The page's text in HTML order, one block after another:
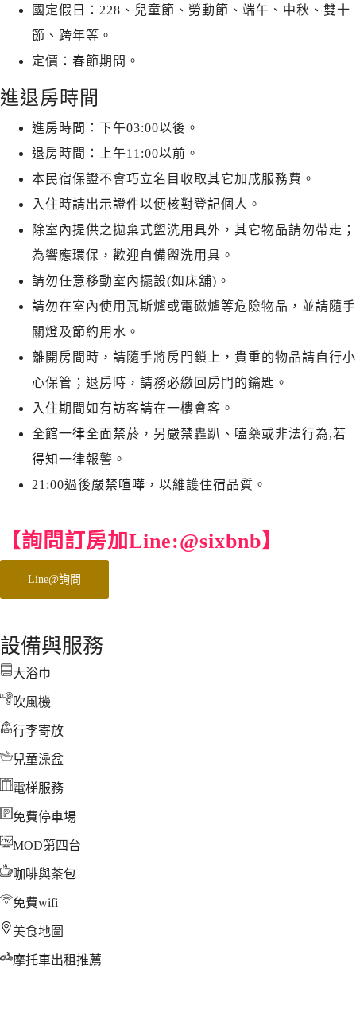
國定假日：228、兒童節、勞動節、端午、中秋、雙十
節、跨年等。
定價：春節期間。
進退房時間
進房時間：下午03:00以後。
退房時間：上午11:00以前。
本民宿保證不會巧立名目收取其它加成服務費。
入住時請出示證件以便核對登記個人。
除室內提供之拋棄式盥洗用具外，其它物品請勿帶走；
為響應環保，歡迎自備盥洗用具。
請勿任意移動室內擺設(如床舖)。
請勿在室內使用瓦斯爐或電磁爐等危險物品，並請隨手
關燈及節約用水。
離開房間時，請隨手將房門鎖上，貴重的物品請自行小
心保管；退房時，請務必繳回房門的鑰匙。
入住期間如有訪客請在一樓會客。
全館一律全面禁菸，另嚴禁轟趴、嗑藥或非法行為,若
得知一律報警。
21:00過後嚴禁喧嘩，以維護住宿品質。
【詢問訂房加Line:@sixbnb】
Line@詢問
設備與服務
大浴巾
吹風機
行李寄放
兒童澡盆
電梯服務
免費停車場
MOD第四台
咖啡與茶包
免費wifi
美食地圖
摩托車出租推薦